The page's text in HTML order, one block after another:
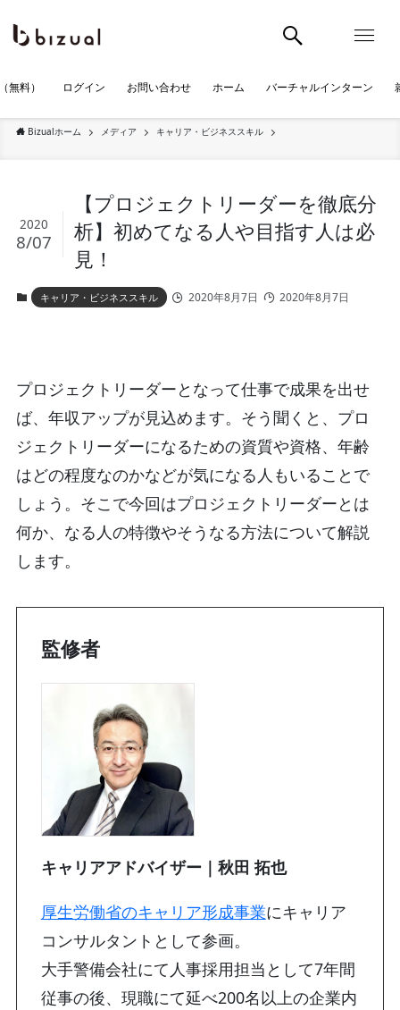
無料） ログイン お問い合わせ ホーム バーチャルインターン
Bizualホーム メディア キャリア・ビジネススキル
【プロジェクトリーダーを徹底分
析】初めてなる人や目指す人は必
見！
2020
8/07
キャリア・ビジネススキル 2020年8月7日 2020年8月7日
プロジェクトリーダーとなって仕事で成果を出せ
ば、年収アップが見込めます。そう聞くと、プロ
ジェクトリーダーになるための資質や資格、年齢
はどの程度なのかなどが気になる人もいることで
しょう。そこで今回はプロジェクトリーダーとは
何か、なる人の特徴やそうなる方法について解説
します。
監修者
キャリアアドバイザー｜秋田 拓也
厚生労働省のキャリア形成事業にキャリア
コンサルタントとして参画。
大手警備会社にて人事採用担当として7年間
従事の後、現職にて延べ200名以上の企業内